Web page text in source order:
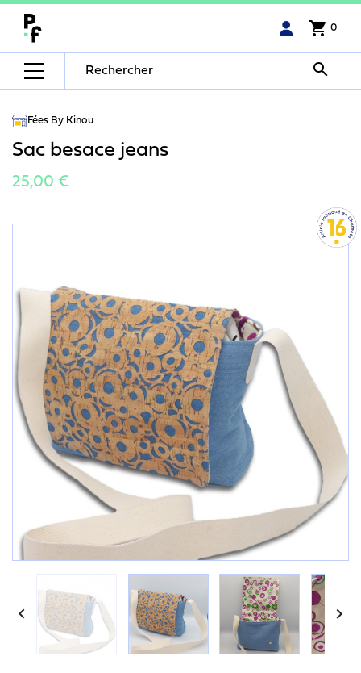
shopping_cart 0

Fées By Kinou
Sac besace jeans
25,00 €
 